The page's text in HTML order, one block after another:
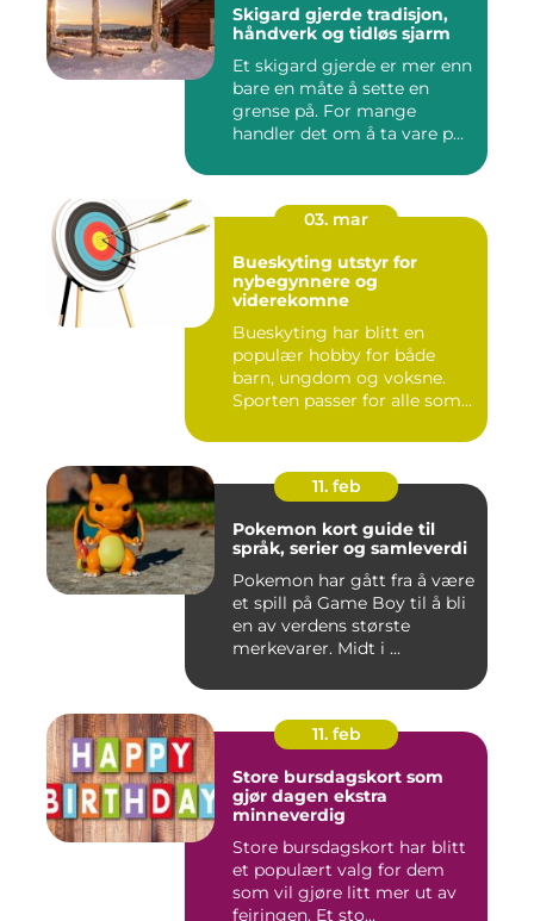
Skigard gjerde tradisjon,
håndverk og tidløs sjarm
Et skigard gjerde er mer enn
bare en måte å sette en
grense på. For mange
handler det om å ta vare p...
03. mar
Bueskyting utstyr for
nybegynnere og
viderekomne
Bueskyting har blitt en
populær hobby for både
barn, ungdom og voksne.
Sporten passer for alle som
11. feb
Pokemon kort guide til
språk, serier og samleverdi
Pokemon har gått fra å være
et spill på Game Boy til å bli
en av verdens største
merkevarer. Midt i ...
11. feb
Store bursdagskort som
gjør dagen ekstra
minneverdig
Store bursdagskort har blitt
et populært valg for dem
som vil gjøre litt mer ut av
feiringen. Et sto...